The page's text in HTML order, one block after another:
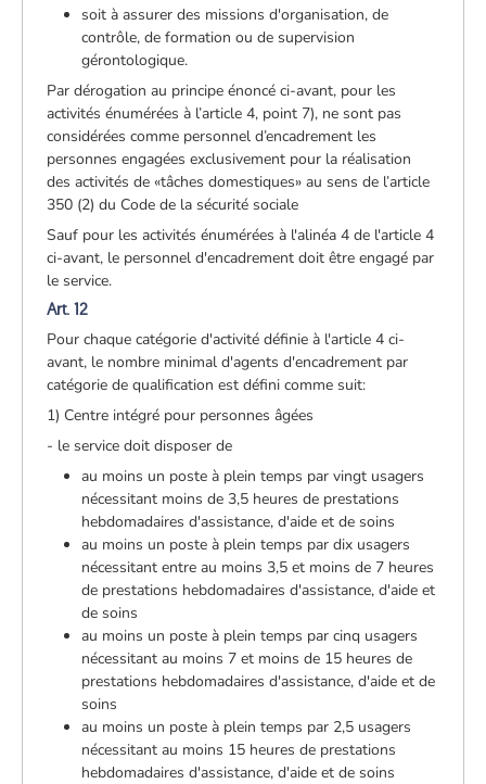
soit à assurer des missions d'organisation, de
contrôle, de formation ou de supervision
gérontologique.
Par dérogation au principe énoncé ci-avant, pour les
activités énumérées à l’article 4, point 7), ne sont pas
considérées comme personnel d’encadrement les
personnes engagées exclusivement pour la réalisation
des activités de «tâches domestiques» au sens de l’article
350 (2) du Code de la sécurité sociale
Sauf pour les activités énumérées à l'alinéa 4 de l'article 4
ci-avant, le personnel d'encadrement doit être engagé par
le service.
Art. 12
Pour chaque catégorie d'activité définie à l'article 4 ci-
avant, le nombre minimal d'agents d'encadrement par
catégorie de qualification est défini comme suit:
1) Centre intégré pour personnes âgées
- le service doit disposer de
au moins un poste à plein temps par vingt usagers
nécessitant moins de 3,5 heures de prestations
hebdomadaires d'assistance, d'aide et de soins
au moins un poste à plein temps par dix usagers
nécessitant entre au moins 3,5 et moins de 7 heures
de prestations hebdomadaires d'assistance, d'aide et
de soins
au moins un poste à plein temps par cinq usagers
nécessitant au moins 7 et moins de 15 heures de
prestations hebdomadaires d'assistance, d'aide et de
soins
au moins un poste à plein temps par 2,5 usagers
nécessitant au moins 15 heures de prestations
hebdomadaires d'assistance, d'aide et de soins